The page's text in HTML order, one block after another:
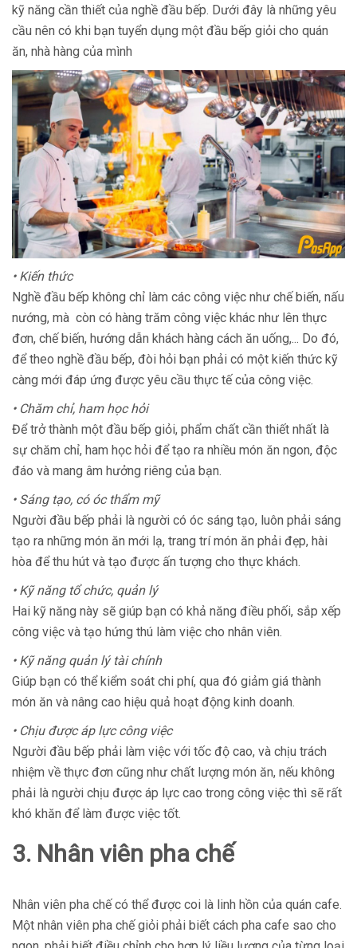
kỹ năng cần thiết của nghề đầu bếp. Dưới đây là những yêu
cầu nên có khi bạn tuyển dụng một đầu bếp giỏi cho quán
ăn, nhà hàng của mình
• Kiến thức
Nghề đầu bếp không chỉ làm các công việc như chế biến, nấu
nướng, mà còn có hàng trăm công việc khác như lên thực
đơn, chế biến, hướng dẫn khách hàng cách ăn uống,... Do đó,
để theo nghề đầu bếp, đòi hỏi bạn phải có một kiến thức kỹ
càng mới đáp ứng được yêu cầu thực tế của công việc.
• Chăm chỉ, ham học hỏi
Để trở thành một đầu bếp giỏi, phẩm chất cần thiết nhất là
sự chăm chỉ, ham học hỏi để tạo ra nhiều món ăn ngon, độc
đáo và mang âm hưởng riêng của bạn.
• Sáng tạo, có óc thẩm mỹ
Người đầu bếp phải là người có óc sáng tạo, luôn phải sáng
tạo ra những món ăn mới lạ, trang trí món ăn phải đẹp, hài
hòa để thu hút và tạo được ấn tượng cho thực khách.
• Kỹ năng tổ chức, quản lý
Hai kỹ năng này sẽ giúp bạn có khả năng điều phối, sắp xếp
công việc và tạo hứng thú làm việc cho nhân viên.
• Kỹ năng quản lý tài chính
Giúp bạn có thể kiểm soát chi phí, qua đó giảm giá thành
món ăn và nâng cao hiệu quả hoạt động kinh doanh.
• Chịu được áp lực công việc
Người đầu bếp phải làm việc với tốc độ cao, và chịu trách
nhiệm về thực đơn cũng như chất lượng món ăn, nếu không
phải là người chịu được áp lực cao trong công việc thì sẽ rất
khó khăn để làm được việc tốt.
3. Nhân viên pha chế
Nhân viên pha chế có thể được coi là linh hồn của quán cafe.
Một nhân viên pha chế giỏi phải biết cách pha cafe sao cho